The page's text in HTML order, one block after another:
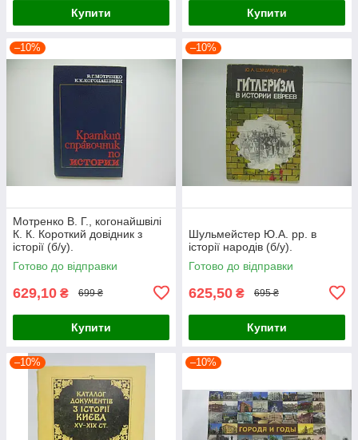
Купити Купити
–10%
Мотренко В. Г., когонайшвілі
К. К. Короткий довідник з
історії (б/у).
Готово до відправки
629,10 ₴ 699 ₴
Купити
–10%
Шульмейстер Ю.А. рр. в
історії народів (б/у).
Готово до відправки
625,50 ₴ 695 ₴
Купити
–10% –10%